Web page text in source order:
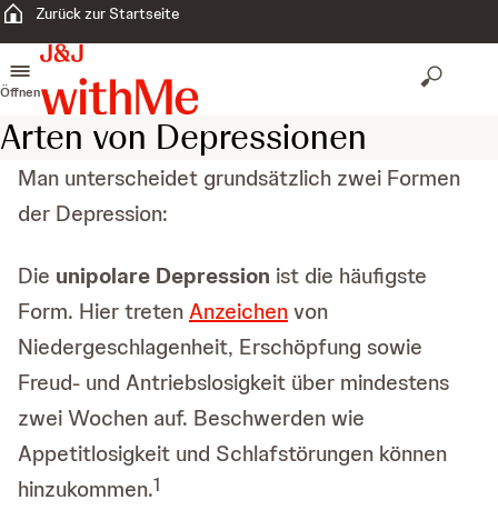
Zurück zur Startseite
Öffnen
Arten von Depressionen
Man unterscheidet grundsätzlich zwei Formen
der Depression:
Die unipolare Depression ist die häufigste
Form. Hier tretenAnzeichenvon
Niedergeschlagenheit, Erschöpfung sowie
Freud- und Antriebslosigkeit über mindestens
zwei Wochen auf. Beschwerden wie
Appetitlosigkeit und Schlafstörungen können
hinzukommen.1